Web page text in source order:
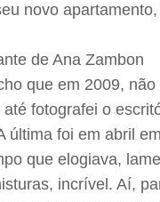
novo
que em 2009,
até fotografei o
última foi em abril
que elogiava,
incrível. Aí,